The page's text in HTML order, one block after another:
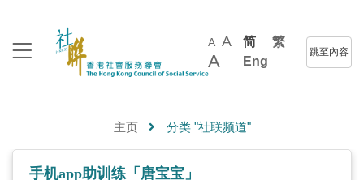
A A
A
简
繁
Eng
跳至內容
主页 分类 "社联频道"
手机app助训练「唐宝宝」